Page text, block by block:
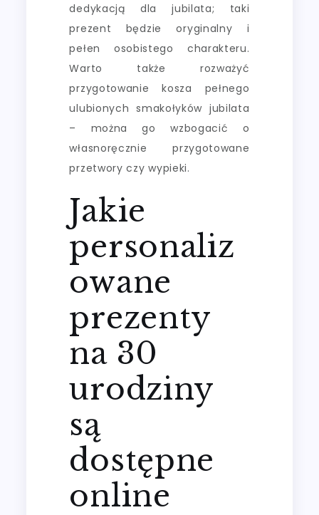
dedykacją dla jubilata; taki
prezent będzie oryginalny i
pełen osobistego charakteru.
Warto także rozważyć
przygotowanie kosza pełnego
ulubionych smakołyków jubilata
– można go wzbogacić o
własnoręcznie przygotowane
przetwory czy wypieki.
Jakie
personaliz
owane
prezenty
na 30
urodziny
są
dostępne
online